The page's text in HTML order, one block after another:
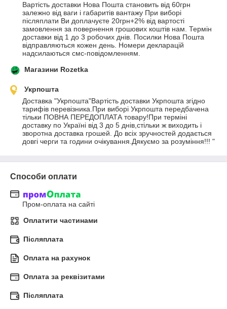
Вартість доставки Нова Пошта становить від 60грн
залежно від ваги і габаритів вантажу При виборі
післяплати Ви доплачуєте 20грн+2% від вартості
замовлення за повернення грошових коштів нам. Термін
доставки від 1 до 3 робочих днів. Посилки Нова Пошта
відправляються кожен день. Номери декларацій
надсилаються смс-повідомленням.
Магазини Rozetka
Укрпошта
Доставка "Укрпошта"Вартість доставки Укрпошта згідно
тарифів перевізника.При виборі Укрпошта передбачена
тільки ПОВНА ПЕРЕДОПЛАТА товару!При терміні
доставку по Україні від 3 до 5 днів,стільки ж виходить і
зворотна доставка грошей. До всіх зручностей додається
довгі черги та години очікування.Дякуємо за розуміння!!! "
Способи оплати
Пром-оплата на сайті
Оплатити частинами
Післяплата
Оплата на рахунок
Оплата за реквізитами
Післяплата